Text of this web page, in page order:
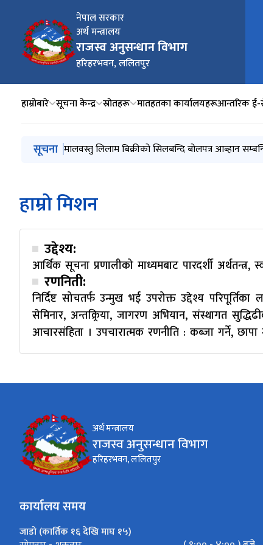
नेपाल सरकार
अर्थ मन्त्रालय
राजस्व अनुसन्धान विभाग
हरिहरभवन, ललितपुर
हाम्रोबारे सूचना केन्द्र स्रोतहरू मातहतका कार्यालयहरूआन्तरिक
मुख्य नेभिगेसनमा जानुहोस्
सूचना राजस्व अनुसन्धान विभागमार्फत राजस्व चुहावट सम्बन्धि
मालवस्तु लिलाम बिक्रीको सिलबन्दि बोलपत्र आब्हान
मालवस्तु लिलाम बिक्रीको सिलबन्दि बोलपत्र आब्हान
हकदावी को १५ दिने सूचना (राजस्व अनुसन्धान कार्यालय,
हकदावी को १५ दिने सूचना (राजस्व अनुसन्धान कार्यालय,
हाम्रो मिशन
उद्देश्य:
आर्थिक सूचना प्रणालीको माध्यमबाट पारदर्शी
रणनिती:
निर्दिष्ट सोचतर्फ उन्मुख भई उपरोक्त उद्देश्य
सेमिनार, अन्तक्र्रिया, जागरण अभियान, संस्थागत
आचारसंहिता । उपचारात्मक रणनीति : कब्जा गर्ने, छापा
अर्थ मन्त्रालय
राजस्व अनुसन्धान विभाग
हरिहरभवन, ललितपुर
कार्यालय समय
जाडो (कार्तिक १६ देखि माघ १५)